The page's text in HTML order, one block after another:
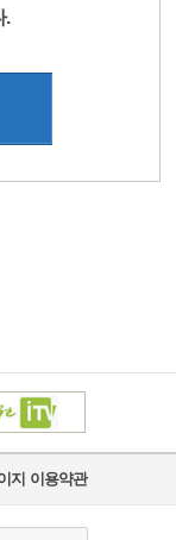
.
지 이용약관